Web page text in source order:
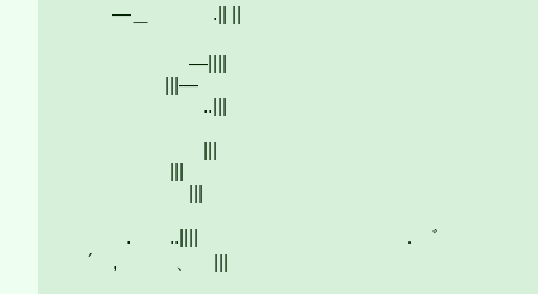
―＿ .|| ||
|||―
..|||
. ..|||| ．゛
´ , 、 |||